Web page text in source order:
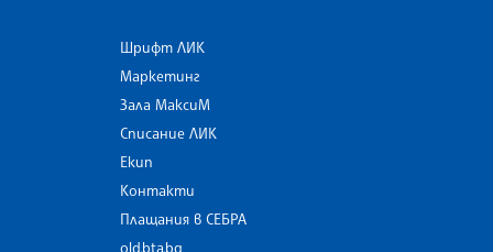
Шрифт ЛИК
Маркетинг
Зала МаксиМ
Списание ЛИК
Екип
Контакти
Плащания в СЕБРА
old.bta.bg